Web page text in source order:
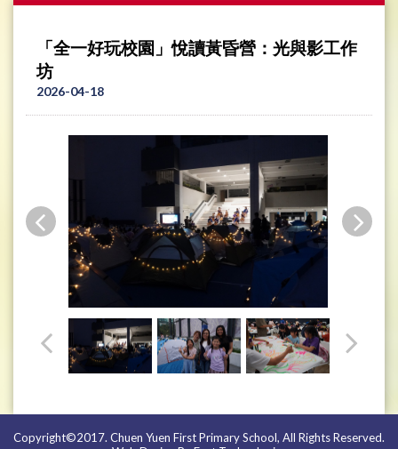
「全一好玩校園」悅讀黃昏營：光與影工作
坊
2026-04-18
Copyright©2017. Chuen Yuen First Primary School, All Rights Reserved.